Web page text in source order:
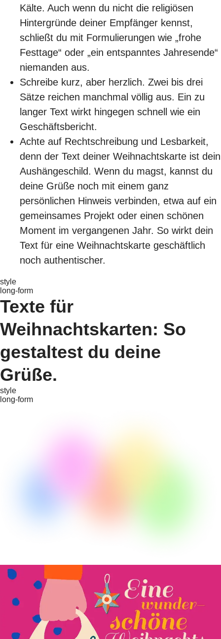
Kälte. Auch wenn du nicht die religiösen
Hintergründe deiner Empfänger kennst,
schließt du mit Formulierungen wie „frohe
Festtage“ oder „ein entspanntes Jahresende“
niemanden aus.
Schreibe kurz, aber herzlich. Zwei bis drei
Sätze reichen manchmal völlig aus. Ein zu
langer Text wirkt hingegen schnell wie ein
Geschäftsbericht.
Achte auf Rechtschreibung und Lesbarkeit,
denn der Text deiner Weihnachtskarte ist dein
Aushängeschild. Wenn du magst, kannst du
deine Grüße noch mit einem ganz
persönlichen Hinweis verbinden, etwa auf ein
gemeinsames Projekt oder einen schönen
Moment im vergangenen Jahr. So wirkt dein
Text für eine Weihnachtskarte geschäftlich
noch authentischer.
style
long-form
Texte für
Weihnachtskarten: So
gestaltest du deine
Grüße.
style
long-form